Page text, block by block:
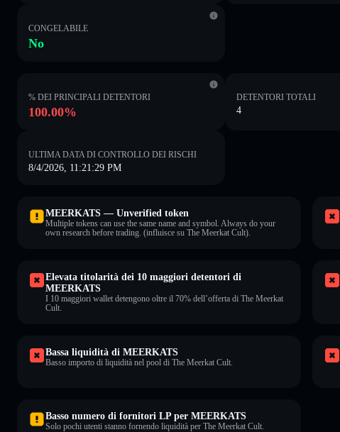
CONGELABILE
No
% DEI PRINCIPALI DETENTORI
100.00%
DETENTORI TOTALI
4
ULTIMA DATA DI CONTROLLO DEI RISCHI
8/4/2026, 11:21:29 PM
MEERKATS — Unverified token
Multiple tokens can use the same name and symbol. Always do your
own research before trading. (influisce su The Meerkat Cult).
Elevata titolarità dei 10 maggiori detentori di
MEERKATS
I 10 maggiori wallet detengono oltre il 70% dell’offerta di The Meerkat
Cult.
Bassa liquidità di MEERKATS
Basso importo di liquidità nel pool di The Meerkat Cult.
Basso numero di fornitori LP per MEERKATS
Solo pochi utenti stanno fornendo liquidità per The Meerkat Cult.